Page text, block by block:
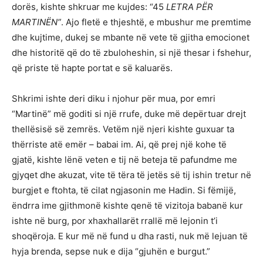
dorës, kishte shkruar me kujdes: “45 LETRA PËR
MARTINËN”. Ajo fletë e thjeshtë, e mbushur me premtime
dhe kujtime, dukej se mbante në vete të gjitha emocionet
dhe historitë që do të zbuloheshin, si një thesar i fshehur,
që priste të hapte portat e së kaluarës.
Shkrimi ishte deri diku i njohur për mua, por emri
“Martinë” më goditi si një rrufe, duke më depërtuar drejt
thellësisë së zemrës. Vetëm një njeri kishte guxuar ta
thërriste atë emër – babai im. Ai, që prej një kohe të
gjatë, kishte lënë veten e tij në beteja të pafundme me
gjyqet dhe akuzat, vite të tëra të jetës së tij ishin tretur në
burgjet e ftohta, të cilat ngjasonin me Hadin. Si fëmijë,
ëndrra ime gjithmonë kishte qenë të vizitoja babanë kur
ishte në burg, por xhaxhallarët rrallë më lejonin t’i
shoqëroja. E kur më në fund u dha rasti, nuk më lejuan të
hyja brenda, sepse nuk e dija “gjuhën e burgut.”